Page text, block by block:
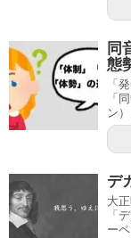
同
態
「
「
ン
デ
大
「
ー